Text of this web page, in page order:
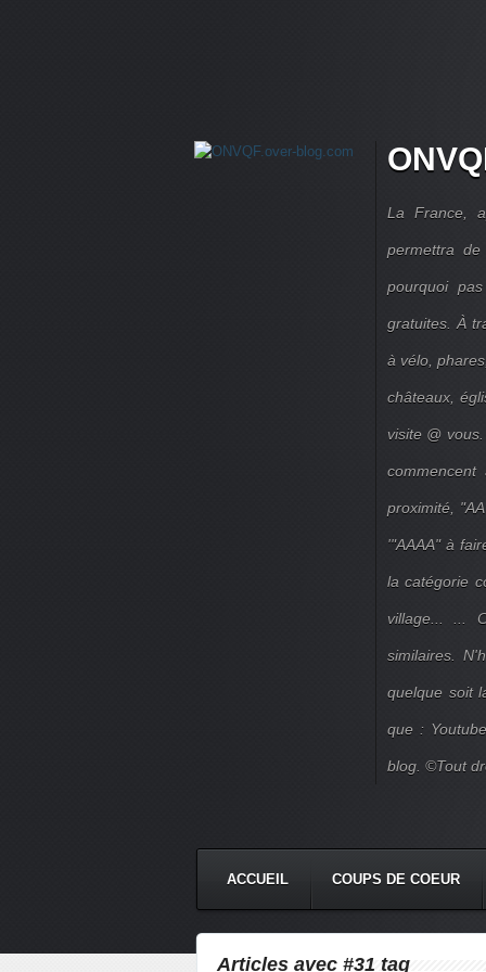
La France,
permettra
pourquoi
gratuites. À
à vélo,
châteaux,
visite @
proximité,
'"AAAA" à
la catégorie
village... ...
similaires.
quelque soit
que :
blog. ©Tout
ACCUEIL COUPS DE COEUR
Articles avec #31 tag